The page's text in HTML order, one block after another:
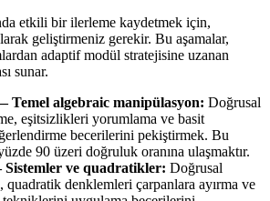
etkili bir ilerleme kaydetmek için,
geliştirmeniz gerekir. Bu aşamalar,
adaptif modül stratejisine uzanan
sunar.
Temel algebraic manipülasyon: Doğrusal
eşitsizlikleri yorumlama ve basit
becerilerini pekiştirmek. Bu
90 üzeri doğruluk oranına ulaşmaktır.
ve quadratikler: Doğrusal
quadratik denklemleri çarpanlara ayırma ve